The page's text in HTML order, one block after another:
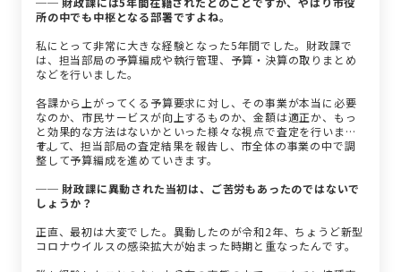
所の中でも中枢となる部署ですよね。
私にとって非常に大きな経験となった5年間でした。財政課で
は、担当部局の予算編成や執行管理、予算・決算の取りまとめ
などを行いました。
各課から上がってくる予算要求に対し、その事業が本当に必要
なのか、市民サービスが向上するものか、金額は適正か、もっ
と効果的な方法はないかといった様々な視点で査定を行いま
す。
そして、担当部局の査定結果を報告し、市全体の事業の中で調
整して予算編成を進めていきます。
── 財政課に異動された当初は、ご苦労もあったのではないで
しょうか？
正直、最初は大変でした。異動したのが令和2年、ちょうど新型
コロナウイルスの感染拡大が始まった時期と重なったんです。